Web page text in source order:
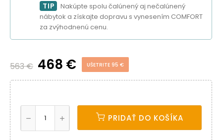
TIP
Nakúpte spolu čalúnený aj nečalúnený
nábytok a získajte dopravu s vynesením COMFORT
za zvýhodnenú cenu.
563 € 468 € UŠETRITE 95 €
PRIDAŤ DO KOŠÍKA